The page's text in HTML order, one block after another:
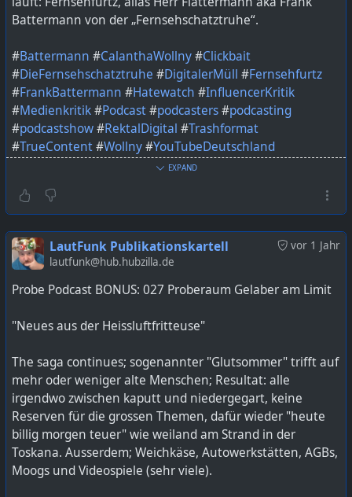
Battermann von der „Fernsehschatztruhe“.
#Battermann #CalanthaWollny#Clickbait
#DieFernsehschatztruhe #DigitalerMüll #Fernsehfurtz
#FrankBattermann #Hatewatch #InfluencerKritik
#Medienkritik#Podcast#podcasters#podcasting
#podcastshow#RektalDigital #Trashformat
#TrueContent#Wollny#YouTubeDeutschland
Bild KI generiert mit ChatGPT
Link ist in der Bio oder unter podcast.lautfunk.de zu
finden.
https://lautfunk.uber.space/podcast/rektal-digital-011-
EXPAND
vor 1 Jahr
LautFunk Publikationskartell
lautfunk@hub.hubzilla.de
Probe Podcast BONUS: 027 Proberaum Gelaber am Limit
"Neues aus der Heissluftfritteuse"
The saga continues; sogenannter "Glutsommer" trifft auf
mehr oder weniger alte Menschen; Resultat: alle
irgendwo zwischen kaputt und niedergegart, keine
Reserven für die grossen Themen, dafür wieder "heute
billig morgen teuer" wie weiland am Strand in der
Toskana. Ausserdem; Weichkäse, Autowerkstätten, AGBs,
Moogs und Videospiele (sehr viele).